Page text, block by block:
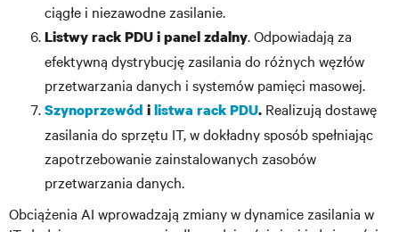
ciągłe i niezawodne zasilanie.
Listwy rack PDU i panel zdalny. Odpowiadają za
efektywną dystrybucję zasilania do różnych węzłów
przetwarzania danych i systemów pamięci masowej.
Szynoprzewód ilistwa rack PDU. Realizują dostawę
zasilania do sprzętu IT, w dokładny sposób spełniając
zapotrzebowanie zainstalowanych zasobów
przetwarzania danych.
Obciążenia AI wprowadzają zmiany w dynamice zasilania w